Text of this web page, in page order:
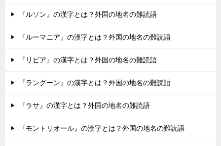
『ルソン』の漢字とは？外国の地名の難読語
『ルーマニア』の漢字とは？外国の地名の難読語
『リビア』の漢字とは？外国の地名の難読語
『ラングーン』の漢字とは？外国の地名の難読語
『ラサ』の漢字とは？外国の地名の難読語
『モントリオール』の漢字とは？外国の地名の難読語